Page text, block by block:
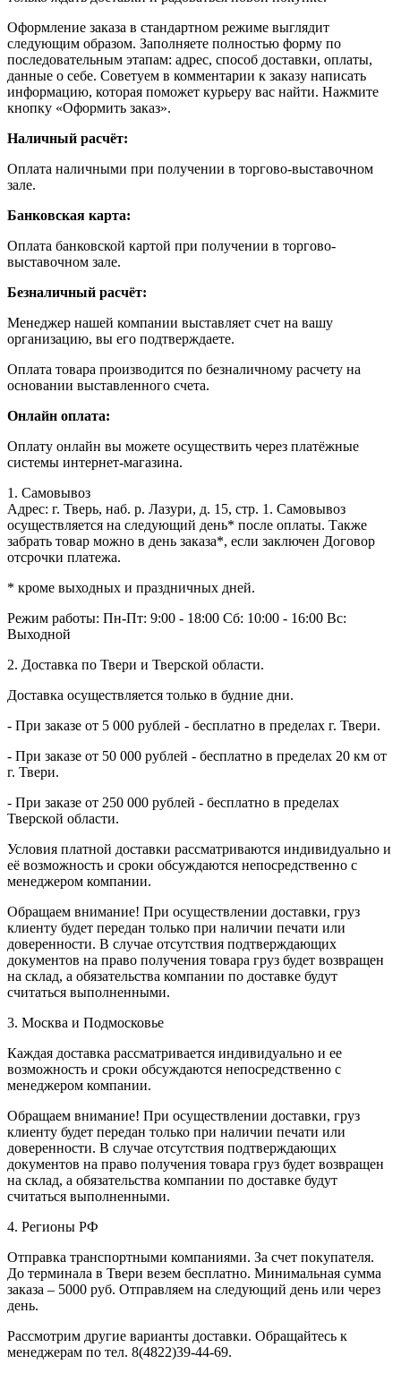
Оформление заказа в стандартном режиме выглядит
следующим образом. Заполняете полностью форму по
последовательным этапам: адрес, способ доставки, оплаты,
данные о себе. Советуем в комментарии к заказу написать
информацию, которая поможет курьеру вас найти. Нажмите
кнопку «Оформить заказ».
Наличный расчёт:
Оплата наличными при получении в торгово-выставочном
зале.
Банковская карта:
Оплата банковской картой при получении в торгово-
выставочном зале.
Безналичный расчёт:
Менеджер нашей компании выставляет счет на вашу
организацию, вы его подтверждаете.
Оплата товара производится по безналичному расчету на
основании выставленного счета.
Онлайн оплата:
Оплату онлайн вы можете осуществить через платёжные
системы интернет-магазина.
1. Самовывоз
Адрес: г. Тверь, наб. р. Лазури, д. 15, стр. 1. Самовывоз
осуществляется на следующий день* после оплаты. Также
забрать товар можно в день заказа*, если заключен Договор
отсрочки платежа.
* кроме выходных и праздничных дней.
Режим работы: Пн-Пт: 9:00 - 18:00 Сб: 10:00 - 16:00 Вс:
Выходной
2. Доставка по Твери и Тверской области.
Доставка осуществляется только в будние дни.
- При заказе от 5 000 рублей - бесплатно в пределах г. Твери.
- При заказе от 50 000 рублей - бесплатно в пределах 20 км от
г. Твери.
- При заказе от 250 000 рублей - бесплатно в пределах
Тверской области.
Условия платной доставки рассматриваются индивидуально и
её возможность и сроки обсуждаются непосредственно с
менеджером компании.
Обращаем внимание! При осуществлении доставки, груз
клиенту будет передан только при наличии печати или
доверенности. В случае отсутствия подтверждающих
документов на право получения товара груз будет возвращен
на склад, а обязательства компании по доставке будут
считаться выполненными.
3. Москва и Подмосковье
Каждая доставка рассматривается индивидуально и ее
возможность и сроки обсуждаются непосредственно с
менеджером компании.
Обращаем внимание! При осуществлении доставки, груз
клиенту будет передан только при наличии печати или
доверенности. В случае отсутствия подтверждающих
документов на право получения товара груз будет возвращен
на склад, а обязательства компании по доставке будут
считаться выполненными.
4. Регионы РФ
Отправка транспортными компаниями. За счет покупателя.
До терминала в Твери везем бесплатно. Минимальная сумма
заказа – 5000 руб. Отправляем на следующий день или через
день.
Рассмотрим другие варианты доставки. Обращайтесь к
менеджерам по тел. 8(4822)39-44-69.